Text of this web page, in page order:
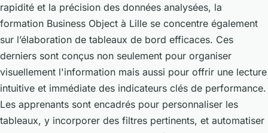
rapidité et la précision des données analysées, la
formation Business Object à Lille se concentre également
sur l’élaboration de tableaux de bord efficaces. Ces
derniers sont conçus non seulement pour organiser
visuellement l'information mais aussi pour offrir une lecture
intuitive et immédiate des indicateurs clés de performance.
Les apprenants sont encadrés pour personnaliser les
tableaux, y incorporer des filtres pertinents, et automatiser